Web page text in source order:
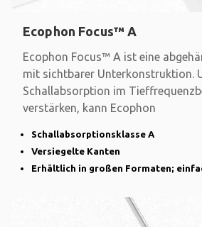
Ecophon Focus™ A
Ecophon Focus™ A ist eine
mit sichtbarer Unterkonstruktion.
Schallabsorption im
verstärken, kann Ecophon
Schallabsorptionsklasse A
Versiegelte Kanten
Erhältlich in großen Formaten;